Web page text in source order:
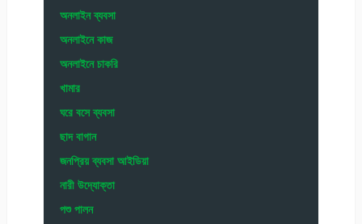
অনলাইন ব্যবসা
অনলাইনে কাজ
অনলাইনে চাকরি
খামার
ঘরে বসে ব্যবসা
ছাদ বাগান
জনপ্রিয় ব্যবসা আইডিয়া
নারী উদ্যোক্তা
পশু পালন